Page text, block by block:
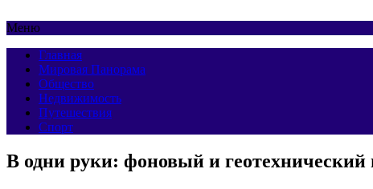
Меню
Главная
Мировая Панорама
Общество
Недвижимость
Путешествия
Спорт
В одни руки: фоновый и